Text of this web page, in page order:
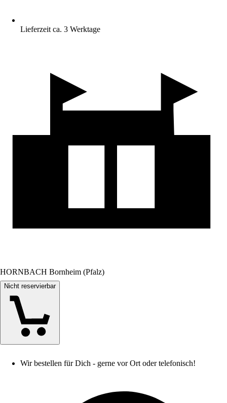
Lieferzeit ca. 3 Werktage
HORNBACH Bornheim (Pfalz)
Nicht reservierbar
Wir bestellen für Dich - gerne vor Ort oder telefonisch!